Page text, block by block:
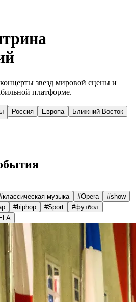
звезд мировой сцены и
платформе.
Россия Европа
Ближний Восток
классическая музыка #Opera #show
#hiphop #Sport #футбол